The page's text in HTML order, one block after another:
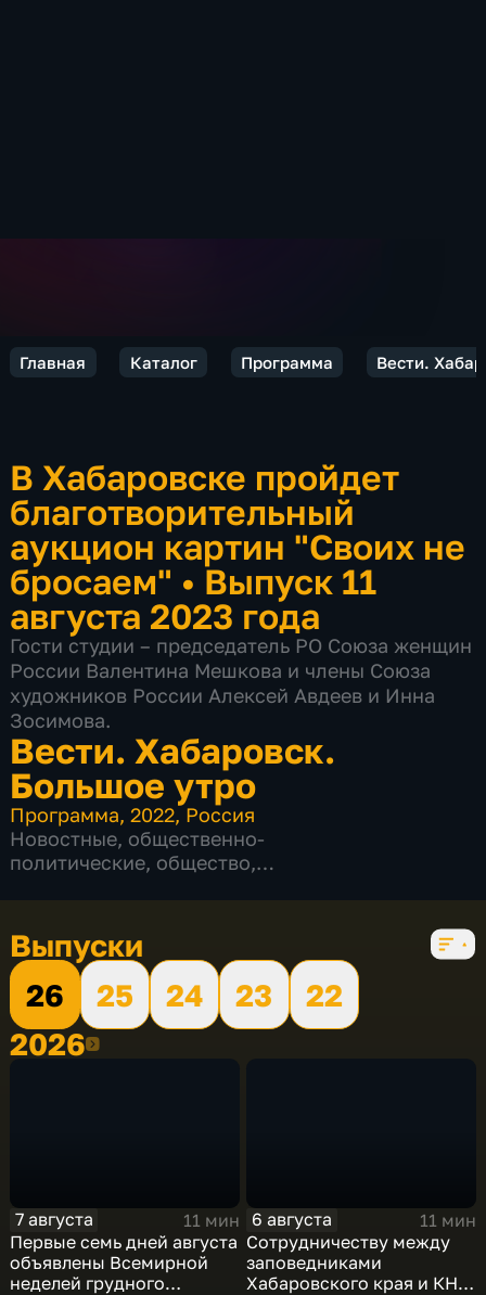
Главная Каталог Программа Вести.
В Хабаровске пройдет
благотворительный
аукцион картин "Своих не
бросаем" • Выпуск 11
августа 2023 года
Гости студии – председатель РО Союза женщин
России Валентина Мешкова и члены Союза
художников России Алексей Авдеев и Инна
Зосимова.
Вести. Хабаровск.
Большое утро
Программа,2022, Россия
Новостные, общественно-
политические, общество,
Выпуски
26
25 24 23
22
20262026
7 августа
11 мин
Первые семь дней августа
объявлены Всемирной
неделей грудного
6 августа
11 мин
Сотрудничеству между
заповедниками
Хабаровского края и КНР